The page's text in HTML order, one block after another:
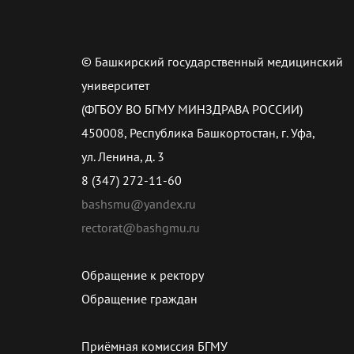
© Башкирский государственный медицинский
университет
(ФГБОУ ВО БГМУ МИНЗДРАВА РОССИИ)
450008, Республика Башкортостан, г. Уфа,
ул. Ленина, д. 3
8 (347) 272-11-60
bashsmu@yandex.ru
rectorat@bashgmu.ru
Обращение к ректору
Обращение граждан
Приёмная комиссия БГМУ